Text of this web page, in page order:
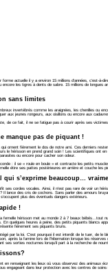
actuelle il y a environ 15 millions d’années, c’est-à-
les tigres à dents de sabre. 15 millions de longues
sans limites
invertébrés comme les araignées, les chenilles ou
aux jeunes rongeurs, aux oisillons ou encore aux
de ce fait, il ne se fatigue pas à courir après ses
manque pas de piquant !
ornent fièrement le dos de notre ami. Ces derniers
le hérisson en prend grand soin ! Les scientifiques ont en
ou encore pour cacher son odeur.
: il se « roule en boule » et contracte les petits
étire ses pattes postérieures en arrière et couche les
qui s’exprime beaucoup…
ses cordes vocales. Ainsi, il n’est pas rare de voir un
Il lance des cris de cochons. Sans parler des amours
plus des éventuels dangers extérieurs.
!
femelle hérisson met au monde 2 à 7 beaux bébés…tout
En quelques heures à peine, des petits piquants blancs
fièrement ses piquants bruns.
par la loi. C’est pourquoi il est interdit de le tuer, de le
après la famine lors de l’hibernation lorsque les
ses sorties nocturnes lorsqu’il part à la recherche de
en renseignant les lieux où vous observez des animaux
engageant dans leur protection avec les centres de